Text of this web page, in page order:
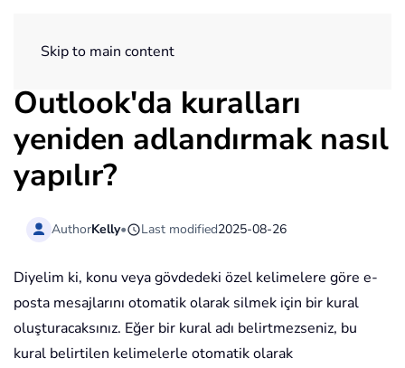
Skip to main content
Outlook'da kuralları
yeniden adlandırmak nasıl
yapılır?
AuthorKelly• Last modified2025-08-26
Diyelim ki, konu veya gövdedeki özel kelimelere göre e-
posta mesajlarını otomatik olarak silmek için bir kural
oluşturacaksınız. Eğer bir kural adı belirtmezseniz, bu
kural belirtilen kelimelerle otomatik olarak